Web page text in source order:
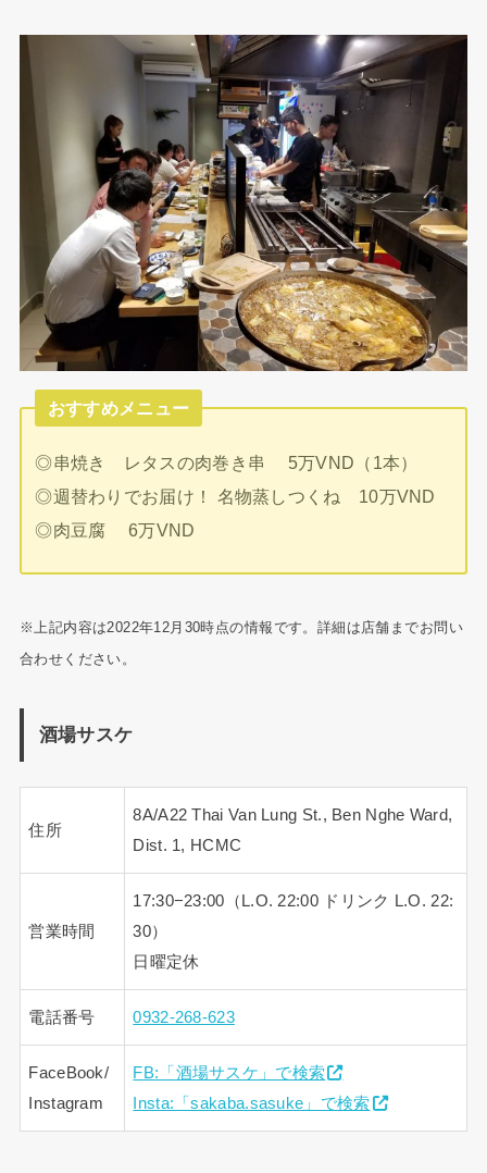
おすすめメニュー
◎串焼き レタスの肉巻き串 5万VND（1本）
◎週替わりでお届け！ 名物蒸しつくね 10万VND
◎肉豆腐 6万VND
※上記内容は2022年12月30時点の情報です。詳細は店舗までお問い
合わせください。
酒場サスケ
住所
8A/A22 Thai Van Lung St., Ben Nghe Ward,
Dist. 1, HCMC
営業時間
17:30−23:00（L.O. 22:00 ドリンク L.O. 22:
30）
日曜定休
電話番号 0932-268-623
FaceBook/
Instagram
FB:「酒場サスケ」で検索
Insta:「sakaba.sasuke」で検索